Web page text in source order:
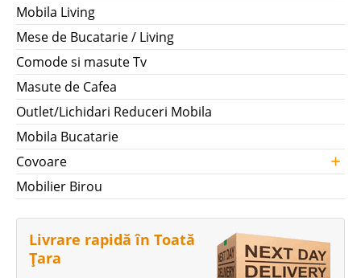
Mobila Living
Mese de Bucatarie / Living
Comode si masute Tv
Masute de Cafea
Outlet/Lichidari Reduceri Mobila
Mobila Bucatarie
Covoare
+
Mobilier Birou
Livrare rapidă în Toată
Țara